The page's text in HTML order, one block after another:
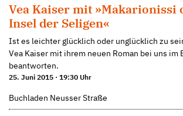
Vea Kaiser mit »Makarionissi
Insel der Seligen«
Ist es leichter glücklich oder unglücklich zu
Vea Kaiser mit ihrem neuen Roman bei uns im
beantworten.
25. Juni 2015 · 19:30 Uhr
Buchladen Neusser Straße